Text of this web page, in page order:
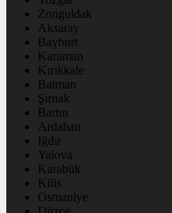
Zonguldak
Aksaray
Bayburt
Karaman
Kırıkkale
Batman
Şırnak
Bartın
Ardahan
Iğdır
Yalova
Karabük
Kilis
Osmaniye